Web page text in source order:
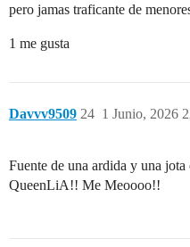
pero jamas traficante de
1 me gusta
Davvv9509 1 Junio, 2026
24
Fuente de una ardida y una jota
QueenLiA!! Me Meoooo!!